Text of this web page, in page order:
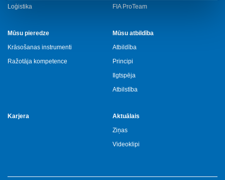
Loģistika
FIA ProTeam
Mūsu pieredze
Krāsošanas instrumenti
Ražotāja kompetence
Mūsu atbildība
Atbildība
Principi
Ilgtspēja
Atbilstība
Karjera
Aktuālais
Ziņas
Videoklipi